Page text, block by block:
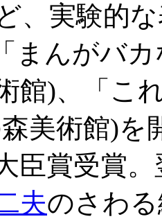
、実験的
まんがバ
館)、「
美術館)を
臣賞受賞
夫のさわ